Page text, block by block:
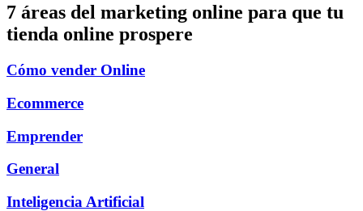
7 áreas del marketing online para que tu
tienda online prospere
Cómo vender Online
Ecommerce
Emprender
General
Inteligencia Artificial